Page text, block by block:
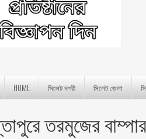
HOME সিলেট নগরী সিলেট জেলা
তরমুজের